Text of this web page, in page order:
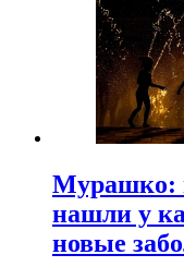
Мурашко:
нашли у
новые